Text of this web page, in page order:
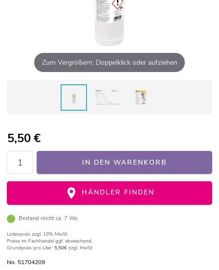
Zum Vergrößern: Doppelklick oder aufziehen
5,50€
IN DEN WARENKORB
HÄNDLER FINDEN
Bestand reicht ca. 7 Wo.
Listenpreis zzgl. 19% MwSt.
Preise im Fachhandel ggf. abweichend.
Grundpreis pro Liter: 5,50€ zzgl. MwSt.
No. 51704209